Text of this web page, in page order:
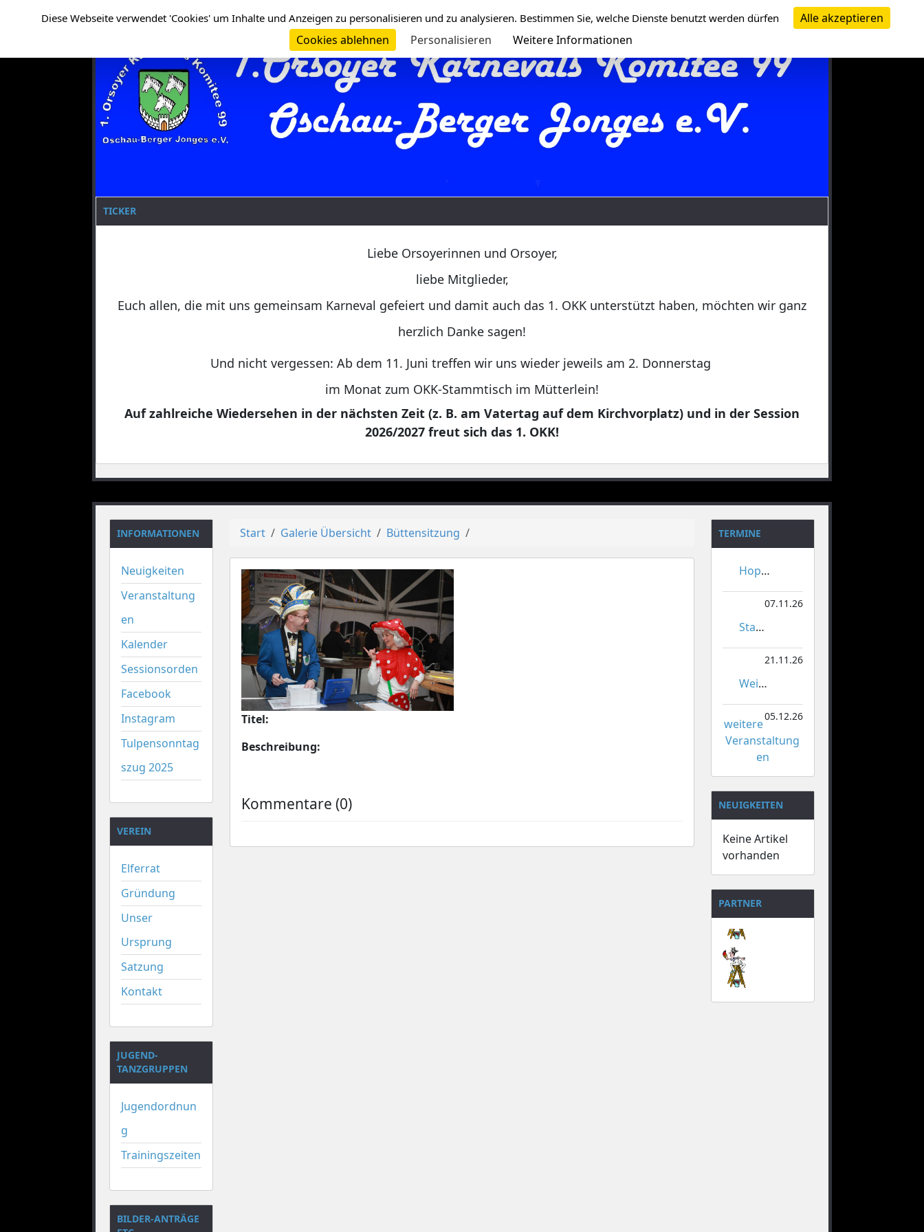
TICKER
Liebe Orsoyerinnen und Orsoyer,
liebe Mitglieder,
Euch allen, die mit uns gemeinsam Karneval gefeiert und damit auch das 1. OKK unterstützt haben, möchten wir ganz
herzlich Danke sagen!
Und nicht vergessen: Ab dem 11. Juni treffen wir uns wieder jeweils am 2. Donnerstag
im Monat zum OKK-Stammtisch im Mütterlein!
Auf zahlreiche Wiedersehen in der nächsten Zeit (z. B. am Vatertag auf dem Kirchvorplatz) und in der Session
2026/2027 freut sich das 1. OKK!
INFORMATIONEN
Neuigkeiten
Veranstaltung
en
Kalender
Sessionsorden
Facebook
Instagram
Tulpensonntag
szug 2025
VEREIN
Elferrat
Gründung
Unser
Ursprung
Satzung
Kontakt
JUGEND-
TANZGRUPPEN
Jugendordnun
g
Trainingszeiten
BILDER-ANTRÄGE
Start Galerie Übersicht Büttensitzung
Titel:
Beschreibung:
Kommentare (0)
TERMINE
Hoppeditzerwachen
07.11.26
Stadtmeisterschaften im Gardetanz
21.11.26
Weihnachtsmarkt Orsoy
05.12.26
weitere
Veranstaltung
en
NEUIGKEITEN
Keine Artikel
vorhanden
PARTNER
Diese Webseite verwendet 'Cookies' um Inhalte und Anzeigen zu personalisieren und zu analysieren. Bestimmen Sie, welche Dienste benutzt werden dürfen
Alle akzeptieren
Cookies ablehnen
Personalisieren Weitere Informationen